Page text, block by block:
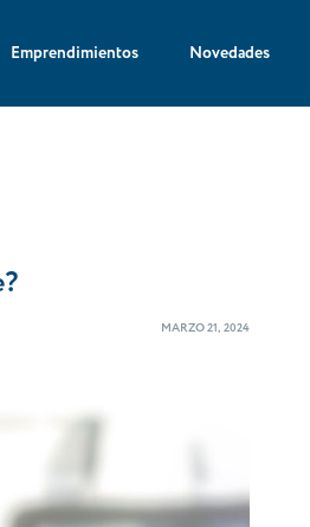
Emprendimientos Novedades
MARZO 21, 2024